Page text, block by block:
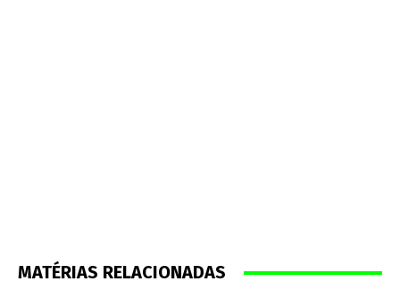
MATÉRIAS RELACIONADAS